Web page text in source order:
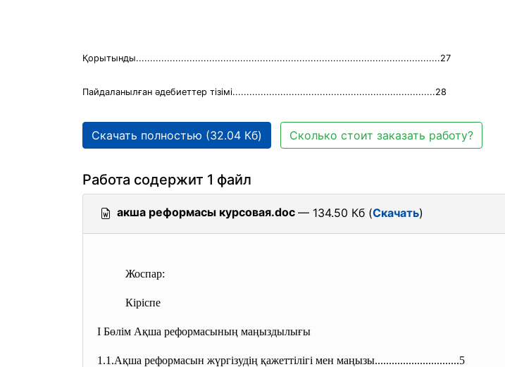
Қорытынды............................................................................................................27
Пайдаланылған әдебиеттер тізімі........................................................................28
Скачать полностью (32.04 Кб) Сколько стоит заказать работу?
Работа содержит 1 файл
акша реформасы курсовая.doc — 134.50 Кб (Скачать)
Жоспар:
Кіріспе
І Бөлім Ақша реформасының маңыздылығы
1.1.Ақша реформасын жүргізудің қажеттілігі мен маңызы..............................5